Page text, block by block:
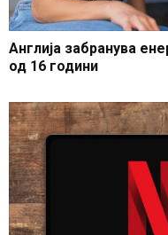
Англија забранува
од 16 години